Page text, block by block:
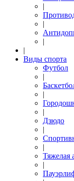
|
|
|
|
Виды спорта
Футбол
|
|
|
Дзюдо
|
|
Тяжелая
|